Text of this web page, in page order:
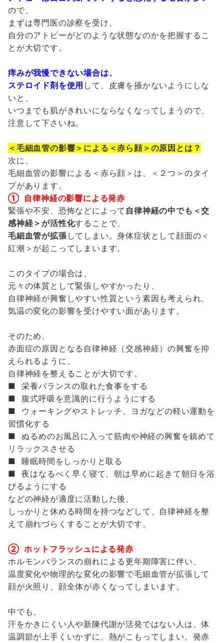
ので、
まずは専門医の診察を受け、
自分のアトピーがどのような状態なのかを把握するこ
とが大切です。
痒みが我慢できない場合は、
ステロイド剤を使用 して、皮膚を掻かないようにしな
いと、
いつまでも肌がきれいにならなくなってしまうので、
注意して下さいね。
＜毛細血管の影響＞による＜赤ら顔＞の原因とは？
次に、
毛細血管の影響による＜赤ら顔＞は、＜２つ＞のタイ
プがあります。
① 自律神経の影響による発赤
緊張や不安、恐怖などによって 自律神経の中でも＜交
感神経＞が活性化することで、
毛細血管が拡張してしまい。身体症状として顔面の＜
紅潮＞が起こってしまいます。
このタイプの場合は、
元々の体質として緊張しやすかったり、
自律神経が興奮しやすい性質という素因も考えられ、
気温の変化の影響を受けやすい面があります。
そのため、
赤面症の原因となる自律神経（交感神経）の興奮を抑
えられるように、
自律神経を整えることが大切です。
■ 栄養バランスの取れた食事をする
■ 腹式呼吸を意識的に行うようにする
■ ウォーキングやストレッチ、ヨガなどの軽い運動を
習慣化する
■ ぬるめのお風呂に入って筋肉や神経の興奮を鎮めて
リラックスさせる
■ 睡眠時間をしっかりと取る
■ 夜はなるべく早く寝て、朝は早めに起きて朝日を浴
びるようにする
などの神経が適度に活動した後、
しっかりと休める時間を持つなどして、自律神経を整
えて崩れづらくすることが大切です。
② ホットフラッシュによる発赤
ホルモンバランスの崩れによる更年期障害に伴い、
温度変化や物理的な変化の影響で毛細血管が拡張して
顔が火照り、顔全体が赤くなってしまいます。
中でも、
汗をかきにくい人や新陳代謝が活発ではない人は、体
温調節が上手くいかずに、熱がこもってしまい、発赤